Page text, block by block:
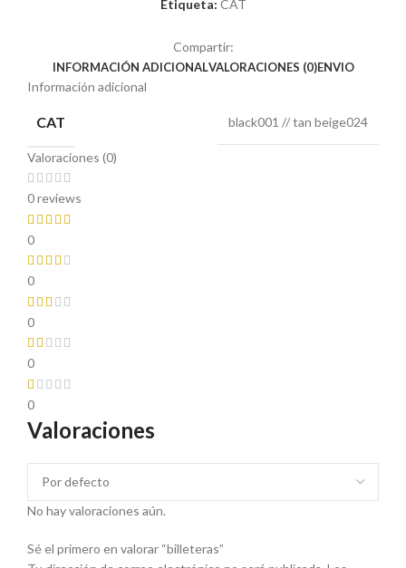
Etiqueta: CAT
Compartir:
INFORMACIÓN ADICIONALVALORACIONES (0)ENVIO
Información adicional
CAT black001 // tan beige024
Valoraciones (0)
0 reviews
0
0
0
0
0
Valoraciones
No hay valoraciones aún.
Sé el primero en valorar “billeteras”